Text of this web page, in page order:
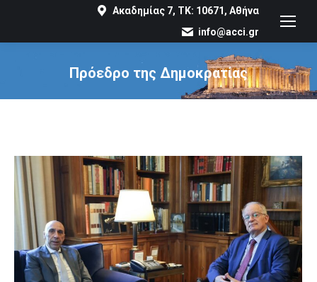
Ακαδημίας 7, ΤΚ: 10671, Αθήνα
info@acci.gr
Πρόεδρο της Δημοκρατίας
You are here: